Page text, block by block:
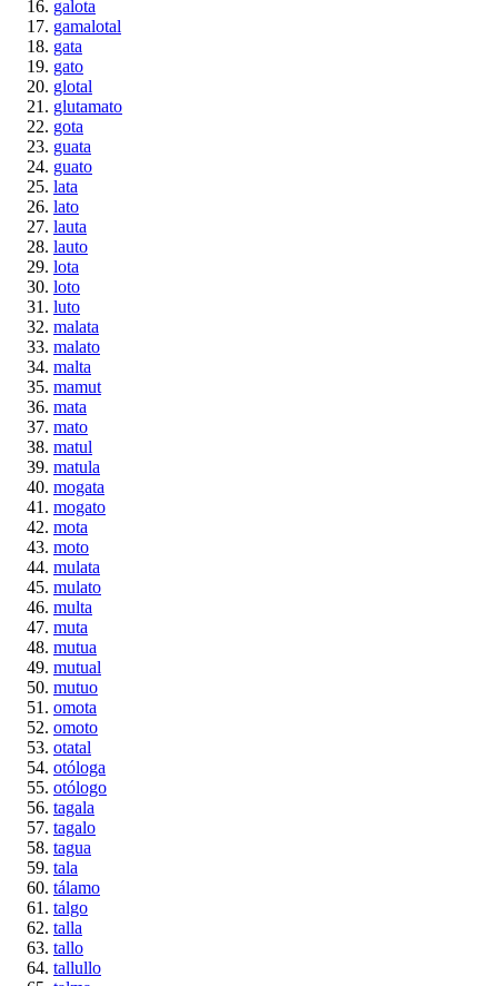
galota
gamalotal
gata
gato
glotal
glutamato
gota
guata
guato
lata
lato
lauta
lauto
lota
loto
luto
malata
malato
malta
mamut
mata
mato
matul
matula
mogata
mogato
mota
moto
mulata
mulato
multa
muta
mutua
mutual
mutuo
omota
omoto
otatal
otóloga
otólogo
tagala
tagalo
tagua
tala
tálamo
talgo
talla
tallo
tallullo